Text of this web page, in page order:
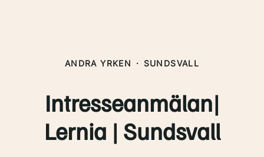
ANDRA YRKEN · SUNDSVALL
Intresseanmälan|
Lernia | Sundsvall